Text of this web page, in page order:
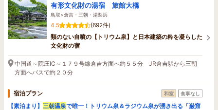
有形文化財の湯宿 旅館大橋
鳥取>倉吉・三朝・湯梨浜
4.5
(692件)
類のない自噴の【トリウム泉】と日本建築の粋を凝らした
文化財の宿
中国道～院庄IC～１７９号線倉吉方面へ約５５分 JR倉吉駅から三朝
方面へバスで約２０分
宿泊プラン 和室 食事なし
【素泊まり】 三朝温泉で唯一！トリウム泉＆ラジウム泉が湧き出る「巌窟